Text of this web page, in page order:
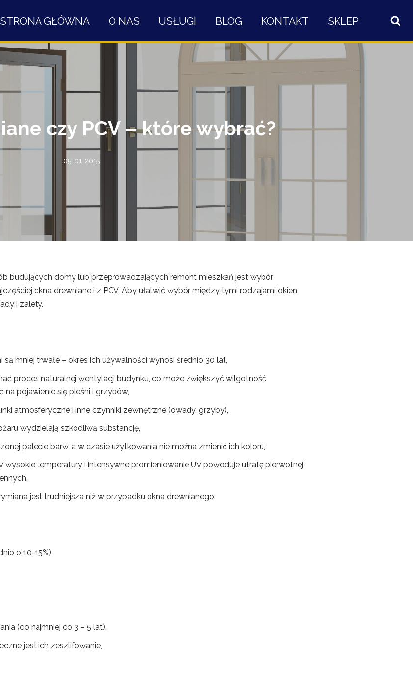
STRONA GŁÓWNA O NAS USŁUGI BLOG KONTAKT SKLEP
czy PCV – które wybrać?
05-01-2015
budujących domy lub przeprowadzających remont mieszkań jest wybór
okna drewniane i z PCV. Aby ułatwić wybór między tymi rodzajami okien,
i zalety.
mniej trwałe – okres ich używalności wynosi średnio 30 lat,
proces naturalnej wentylacji budynku, co może zwiększyć wilgotność
pojawienie się pleśni i grzybów,
atmosferyczne i inne czynniki zewnętrzne (owady, grzyby),
wydzielają szkodliwą substancję,
palecie barw, a w czasie użytkowania nie można zmienić ich koloru,
wysokie temperatury i intensywne promieniowanie UV powoduje utratę pierwotnej
jest trudniejsza niż w przypadku okna drewnianego.
o 10-15%),
(co najmniej co 3 – 5 lat),
jest ich zeszlifowanie,